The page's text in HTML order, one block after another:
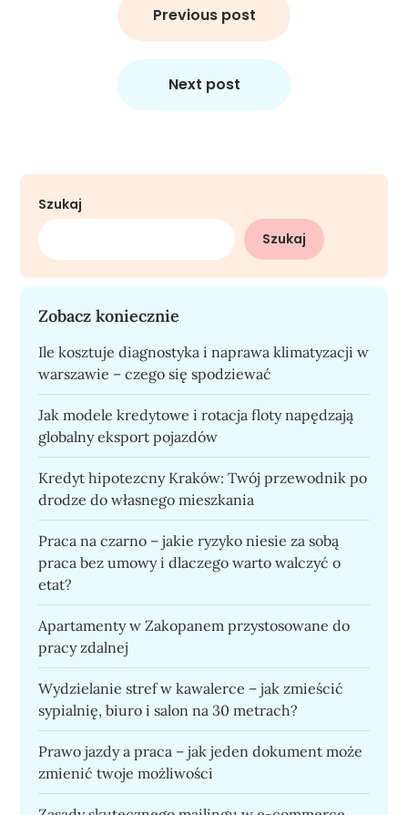
Previous post
Next post
Szukaj
Szukaj
Zobacz koniecznie
Ile kosztuje diagnostyka i naprawa klimatyzacji w
warszawie – czego się spodziewać
Jak modele kredytowe i rotacja floty napędzają
globalny eksport pojazdów
Kredyt hipotezcny Kraków: Twój przewodnik po
drodze do własnego mieszkania
Praca na czarno – jakie ryzyko niesie za sobą
praca bez umowy i dlaczego warto walczyć o
etat?
Apartamenty w Zakopanem przystosowane do
pracy zdalnej
Wydzielanie stref w kawalerce – jak zmieścić
sypialnię, biuro i salon na 30 metrach?
Prawo jazdy a praca – jak jeden dokument może
zmienić twoje możliwości